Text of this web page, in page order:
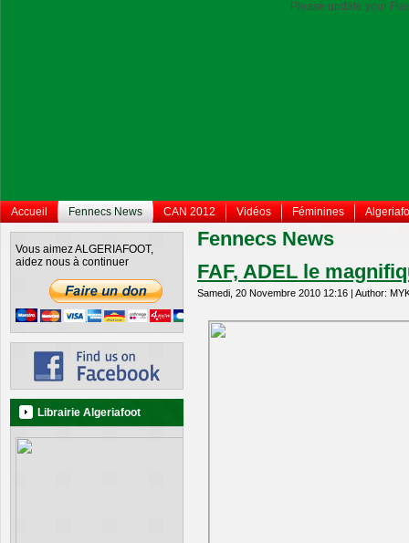
Please update your
Accueil Fennecs News CAN 2012 Vidéos Féminines
Vous aimez ALGERIAFOOT,
aidez nous à continuer
Librairie Algeriafoot
Fennecs News
FAF, ADEL le
Samedi, 20 Novembre 2010 12:16 | Author: